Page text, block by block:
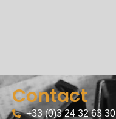
Contact
+33 (0)3 24 32 63 30